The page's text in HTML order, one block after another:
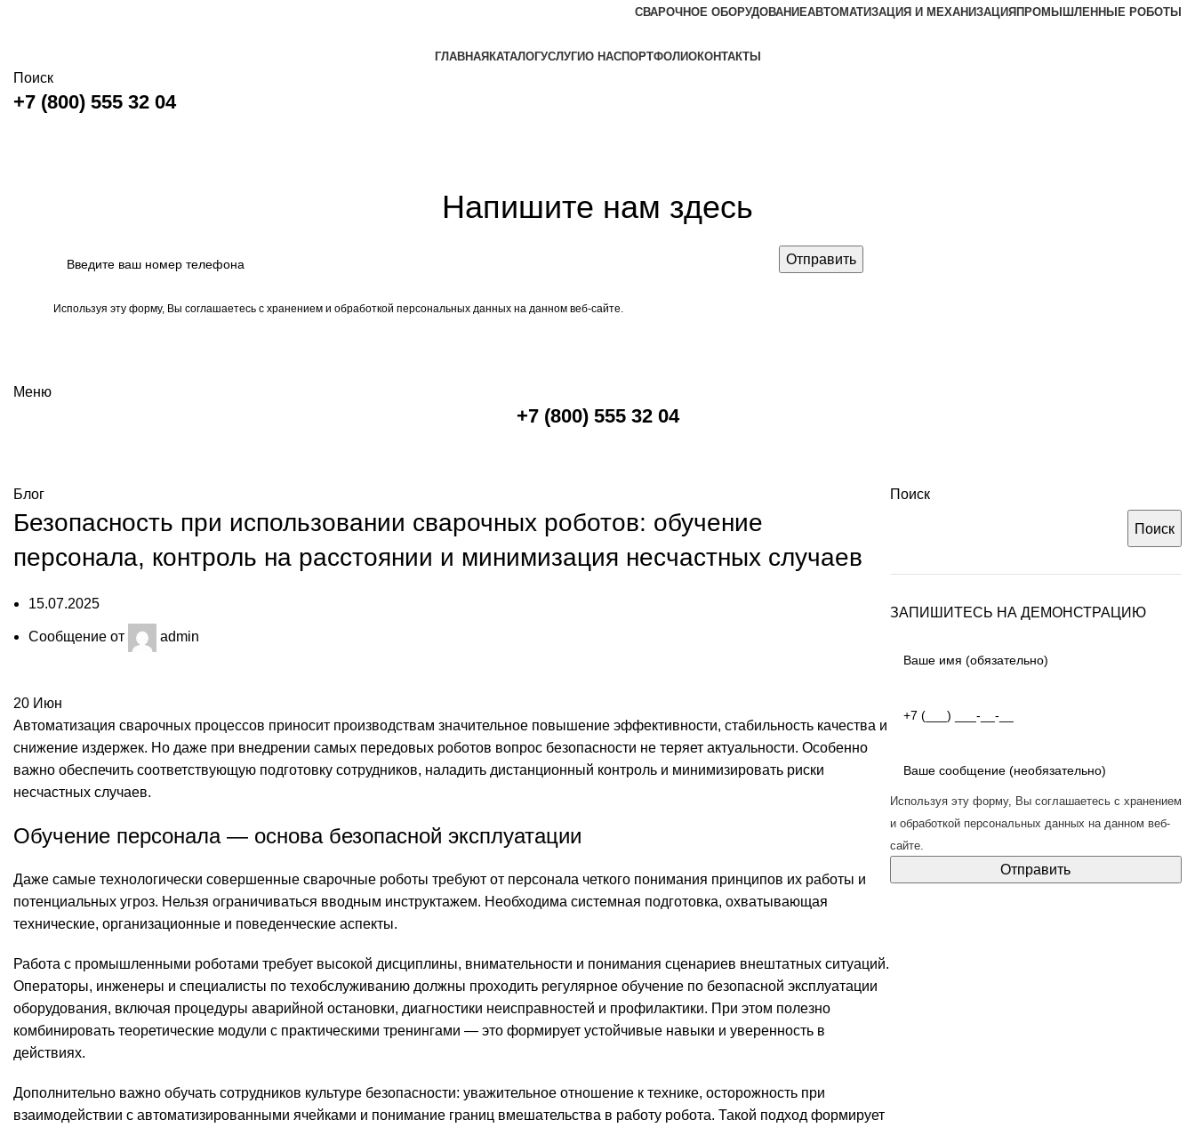
СВАРОЧНОЕ ОБОРУДОВАНИЕАВТОМАТИЗАЦИЯ И МЕХАНИЗАЦИЯ ПРОМЫШЛЕННЫЕ РОБОТЫ
ГЛАВНАЯ КАТАЛОГУСЛУГИО НАСПОРТФОЛИОКОНТАКТЫ
Поиск
+7 (800) 555 32 04
Напишите нам здесь
Используя эту форму, Вы соглашаетесь с хранением и обработкой персональных данных на данном веб-сайте.
Меню
+7 (800) 555 32 04
Блог
Безопасность при использовании сварочных роботов: обучение
персонала, контроль на расстоянии и минимизация несчастных случаев
15.07.2025
Сообщение от admin
20 Июн
Автоматизация сварочных процессов приносит производствам значительное повышение эффективности, стабильность качества и
снижение издержек. Но даже при внедрении самых передовых роботов вопрос безопасности не теряет актуальности. Особенно
важно обеспечить соответствующую подготовку сотрудников, наладить дистанционный контроль и минимизировать риски
несчастных случаев.
Обучение персонала — основа безопасной эксплуатации
Даже самые технологически совершенные сварочные роботы требуют от персонала четкого понимания принципов их работы и
потенциальных угроз. Нельзя ограничиваться вводным инструктажем. Необходима системная подготовка, охватывающая
технические, организационные и поведенческие аспекты.
Работа с промышленными роботами требует высокой дисциплины, внимательности и понимания сценариев внештатных ситуаций.
Операторы, инженеры и специалисты по техобслуживанию должны проходить регулярное обучение по безопасной эксплуатации
оборудования, включая процедуры аварийной остановки, диагностики неисправностей и профилактики. При этом полезно
комбинировать теоретические модули с практическими тренингами — это формирует устойчивые навыки и уверенность в
действиях.
Дополнительно важно обучать сотрудников культуре безопасности: уважительное отношение к технике, осторожность при
взаимодействии с автоматизированными ячейками и понимание границ вмешательства в работу робота. Такой подход формирует
Поиск
Поиск
ЗАПИШИТЕСЬ НА ДЕМОНСТРАЦИЮ
Используя эту форму, Вы соглашаетесь с хранением
и обработкой персональных данных на данном веб-
сайте.